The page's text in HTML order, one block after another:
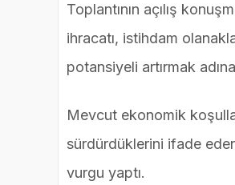
Toplantının açılış
ihracatı, istihdam
potansiyeli artırmak
Mevcut ekonomik
sürdürdüklerini ifade
vurgu yaptı.